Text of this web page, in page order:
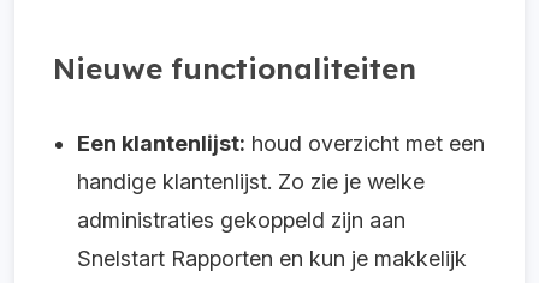
Nieuwe functionaliteiten
Een klantenlijst: houd overzicht met een
handige klantenlijst. Zo zie je welke
administraties gekoppeld zijn aan
Snelstart Rapporten en kun je makkelijk